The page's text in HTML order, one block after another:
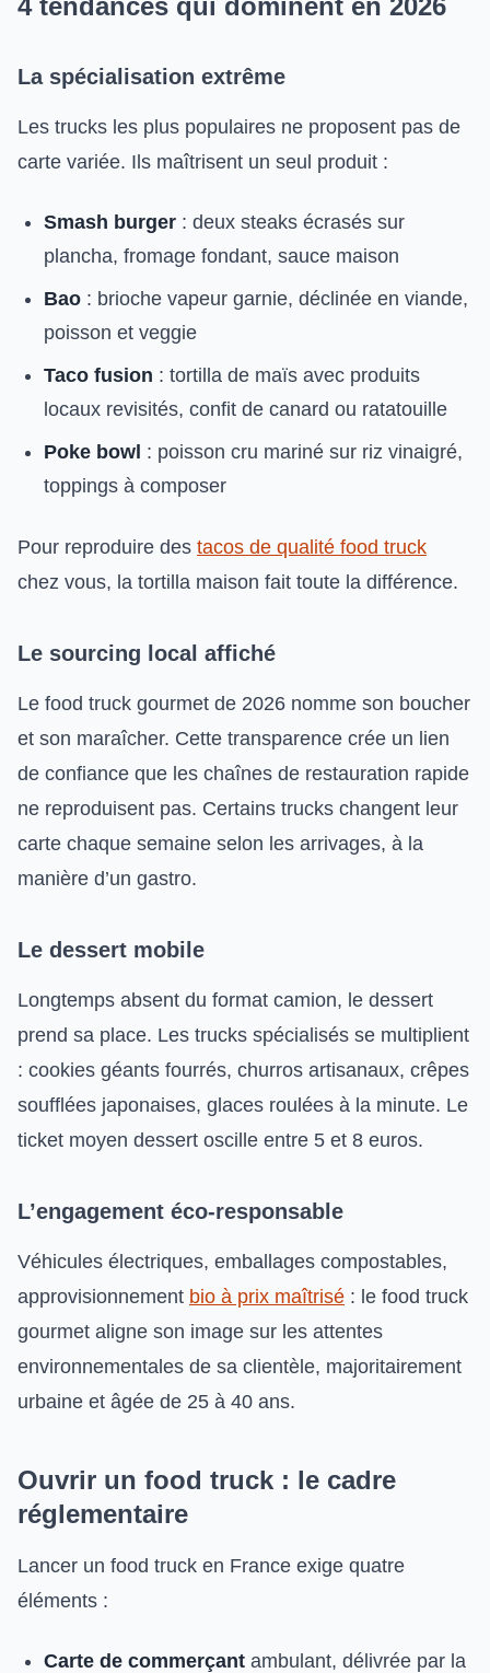
4 tendances qui dominent en 2026
La spécialisation extrême
Les trucks les plus populaires ne proposent pas de
carte variée. Ils maîtrisent un seul produit :
Smash burger : deux steaks écrasés sur
plancha, fromage fondant, sauce maison
Bao : brioche vapeur garnie, déclinée en viande,
poisson et veggie
Taco fusion : tortilla de maïs avec produits
locaux revisités, confit de canard ou ratatouille
Poke bowl : poisson cru mariné sur riz vinaigré,
toppings à composer
Pour reproduire des tacos de qualité food truck
chez vous, la tortilla maison fait toute la différence.
Le sourcing local affiché
Le food truck gourmet de 2026 nomme son boucher
et son maraîcher. Cette transparence crée un lien
de confiance que les chaînes de restauration rapide
ne reproduisent pas. Certains trucks changent leur
carte chaque semaine selon les arrivages, à la
manière d’un gastro.
Le dessert mobile
Longtemps absent du format camion, le dessert
prend sa place. Les trucks spécialisés se multiplient
: cookies géants fourrés, churros artisanaux, crêpes
soufflées japonaises, glaces roulées à la minute. Le
ticket moyen dessert oscille entre 5 et 8 euros.
L’engagement éco-responsable
Véhicules électriques, emballages compostables,
approvisionnement bio à prix maîtrisé : le food truck
gourmet aligne son image sur les attentes
environnementales de sa clientèle, majoritairement
urbaine et âgée de 25 à 40 ans.
Ouvrir un food truck : le cadre
réglementaire
Lancer un food truck en France exige quatre
éléments :
Carte de commerçant ambulant, délivrée par la